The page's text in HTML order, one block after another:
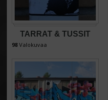
TARRAT & TUSSIT
98 Valokuvaa